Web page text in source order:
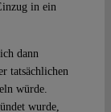
in ein
dann
tatsächlichen
würde.
wurde,